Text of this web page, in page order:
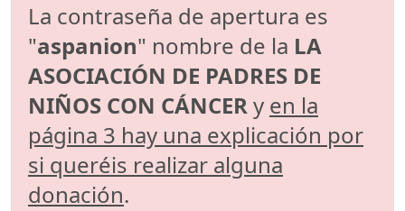
La contraseña de apertura es
"aspanion" nombre de la LA
ASOCIACIÓN DE PADRES DE
NIÑOS CON CÁNCERy en la
página 3 hay una explicación por
si queréis realizar alguna
donación.